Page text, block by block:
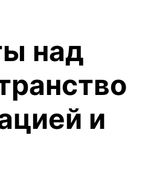
над
и